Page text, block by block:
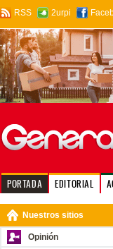
RSS 2urpi
PORTADA EDITORIAL
Nuestros sitios
Opinión